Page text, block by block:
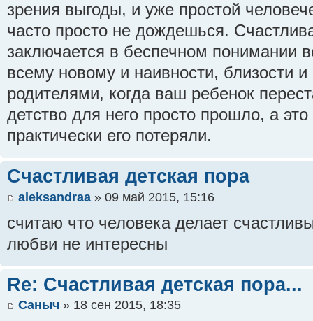
зрения выгоды, и уже простой
часто просто не дождешься.
заключается в беспечном понимании
всему новому и наивности, близости и
родителями, когда ваш ребенок
детство для него просто прошло, а это
практически его потеряли.
Счастливая детская пора
aleksandraa » 09 май 2015, 15:16
считаю что человека делает
любви не интересны
Re: Счастливая детская пора...
Саныч » 18 сен 2015, 18:35